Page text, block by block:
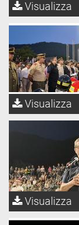
Visualizza
Visualizza
Visualizza